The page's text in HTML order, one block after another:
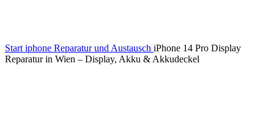
Start iphone Reparatur und Austausch iPhone 14 Pro Display
Reparatur in Wien – Display, Akku & Akkudeckel